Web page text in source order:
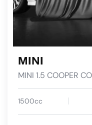
MINI
MINI 1.5 COOPER
1500cc